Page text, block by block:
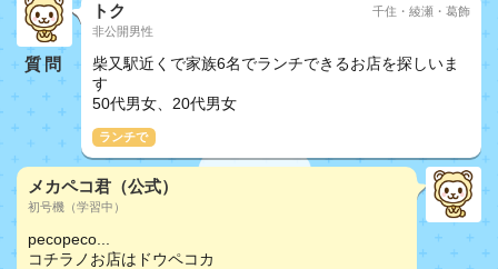
質問
トク
非公開男性
千住・綾瀬・葛飾
柴又駅近くで家族6名でランチできるお店を探しいま
す
50代男女、20代男女
ランチで
メカペコ君（公式）
初号機（学習中）
pecopeco...
コチラノお店はドウペコカ